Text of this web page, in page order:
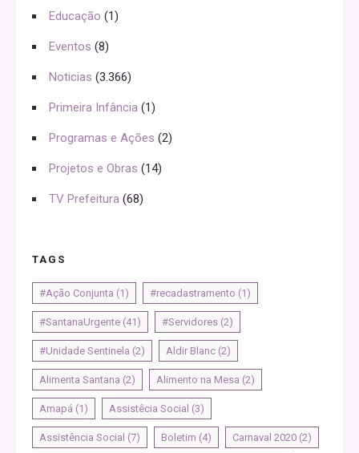
Educação (1)
Eventos (8)
Noticias (3.366)
Primeira Infância (1)
Programas e Ações (2)
Projetos e Obras (14)
TV Prefeitura (68)
TAGS
#Ação Conjunta (1) #recadastramento (1)
#SantanaUrgente (41) #Servidores (2)
#Unidade Sentinela (2) Aldir Blanc (2)
Alimenta Santana (2) Alimento na Mesa (2)
Amapá (1) Assistêcia Social (3)
Assistência Social (7) Boletim (4) Carnaval 2020 (2)